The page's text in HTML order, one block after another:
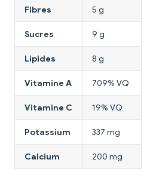
Fibres 5 g
Sucres 9 g
Lipides 8 g
Vitamine A 709% VQ
Vitamine C 19% VQ
Potassium 337 mg
Calcium 200 mg